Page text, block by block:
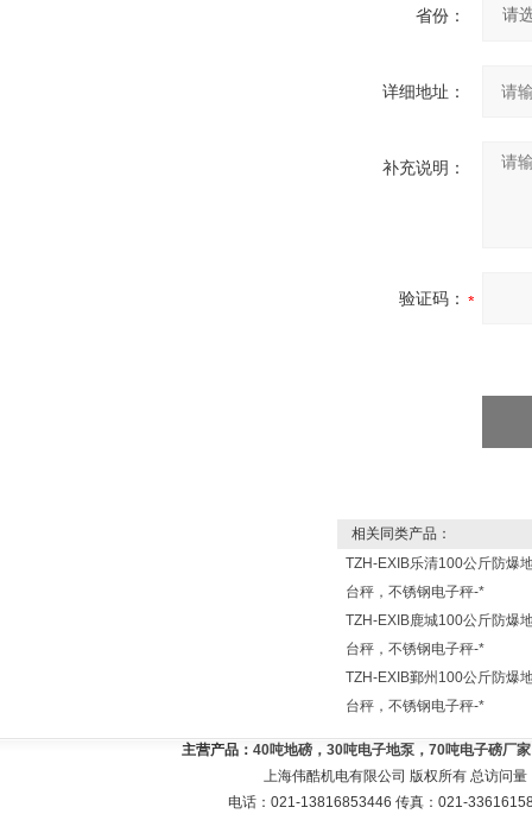
省份：
详细地址：
补充说明：
验证码：
相关同类产品：
TZH-EXIB乐清100公斤防爆
台秤，不锈钢电子秤-*
TZH-EXIB鹿城100公斤防爆
台秤，不锈钢电子秤-*
TZH-EXIB鄞州100公斤防爆
台秤，不锈钢电子秤-*
主营产品： 40吨地磅，30吨电子地泵，70吨电子磅厂
上海伟酷机电有限公司 版权所有 总访问量
电话：021-13816853446 传真：021-